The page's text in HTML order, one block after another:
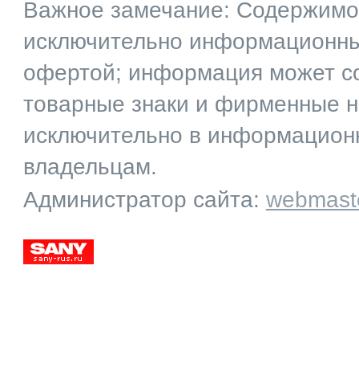
Важное замечание:
исключительно
офертой; информация может
товарные знаки и фирменные
исключительно в
владельцам.
Администратор сайта: